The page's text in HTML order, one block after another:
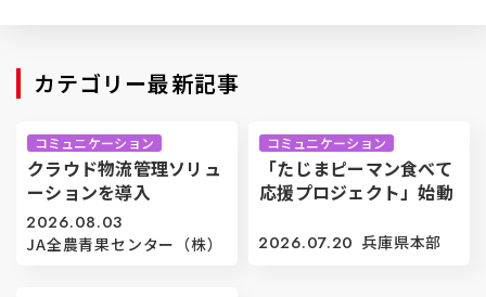
カテゴリー最新記事
コミュニケーション
クラウド物流管理ソリュ
ーションを導入
2026.08.03
JA全農青果センター（株）
コミュニケーション
「たじまピーマン食べて
応援プロジェクト」始動
2026.07.20 兵庫県本部